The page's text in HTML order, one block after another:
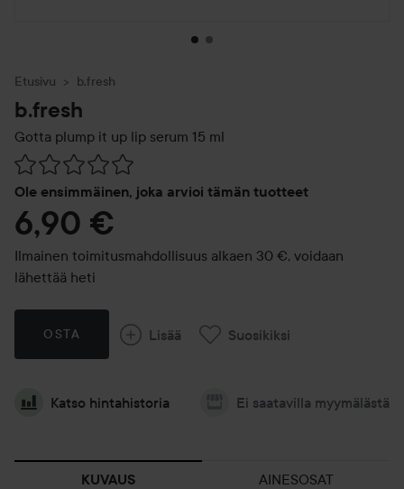
Etusivu b.fresh
b.fresh
Gotta plump it up lip serum 15 ml
Ole ensimmäinen, joka arvioi tämän tuotteet
Siirtyä jhk Arvosana & kommentit
6,90 €
Ilmainen toimitusmahdollisuus alkaen 30 €, voidaan
lähettää heti
OSTA Lisää Suosikiksi
Katso hintahistoria Ei saatavilla myymälästä
KUVAUS AINESOSAT